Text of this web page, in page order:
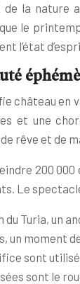
la nature
le
l’état
château en
et une
rêve et de
200
Le
Turia, un
un moment
sont
sont le